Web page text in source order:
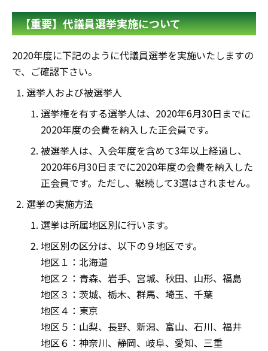
【重要】代議員選挙実施について
2020年度に下記のように代議員選挙を実施いたしますの
で、ご確認下さい。
選挙人および被選挙人
選挙権を有する選挙人は、2020年6月30日までに
2020年度の会費を納入した正会員です。
被選挙人は、入会年度を含めて3年以上経過し、
2020年6月30日までに2020年度の会費を納入した
正会員です。ただし、継続して3選はされません。
選挙の実施方法
選挙は所属地区別に行います。
地区別の区分は、以下の９地区です。
地区１：北海道
地区２：青森、岩手、宮城、秋田、山形、福島
地区３：茨城、栃木、群馬、埼玉、千葉
地区４：東京
地区５：山梨、長野、新潟、富山、石川、福井
地区６：神奈川、静岡、岐阜、愛知、三重